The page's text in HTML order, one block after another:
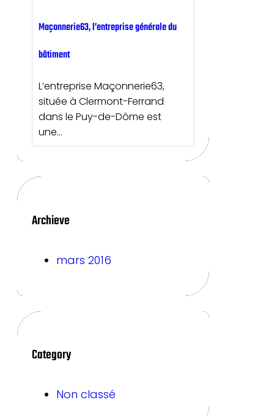
Maçonnerie63, l’entreprise générale du
bâtiment
L’entreprise Maçonnerie63,
située à Clermont-Ferrand
dans le Puy-de-Dôme est
une…
Archieve
mars 2016
Category
Non classé